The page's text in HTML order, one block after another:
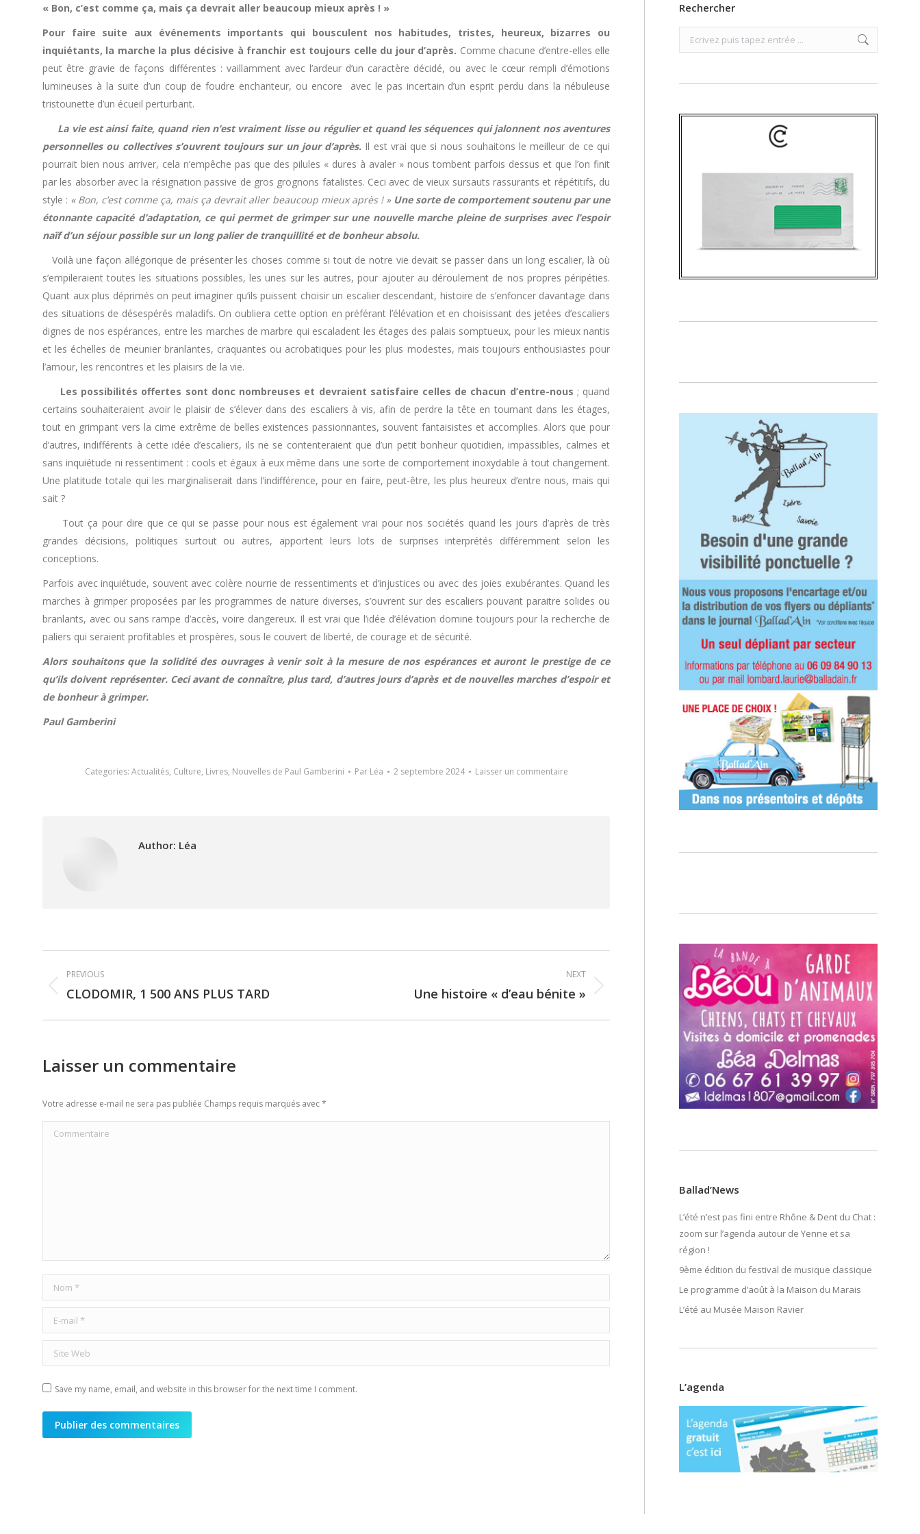
« Bon, c’est comme ça, mais ça devrait aller beaucoup mieux après ! »
Pour faire suite aux événements importants qui bousculent nos habitudes, tristes, heureux, bizarres ou
inquiétants, la marche la plus décisive à franchir est toujours celle du jour d’après. Comme chacune d’entre-elles elle
peut être gravie de façons différentes : vaillamment avec l’ardeur d’un caractère décidé, ou avec le cœur rempli d’émotions
lumineuses à la suite d’un coup de foudre enchanteur, ou encore avec le pas incertain d’un esprit perdu dans la nébuleuse
tristounette d’un écueil perturbant.
La vie est ainsi faite, quand rien n’est vraiment lisse ou régulier et quand les séquences qui jalonnent nos aventures
personnelles ou collectives s’ouvrent toujours sur un jour d’après. Il est vrai que si nous souhaitons le meilleur de ce qui
pourrait bien nous arriver, cela n’empêche pas que des pilules « dures à avaler » nous tombent parfois dessus et que l’on finit
par les absorber avec la résignation passive de gros grognons fatalistes. Ceci avec de vieux sursauts rassurants et répétitifs, du
style : « Bon, c’est comme ça, mais ça devrait aller beaucoup mieux après ! » Une sorte de comportement soutenu par une
étonnante capacité d’adaptation, ce qui permet de grimper sur une nouvelle marche pleine de surprises avec l’espoir
naïf d’un séjour possible sur un long palier de tranquillité et de bonheur absolu.
Voilà une façon allégorique de présenter les choses comme si tout de notre vie devait se passer dans un long escalier, là où
s’empileraient toutes les situations possibles, les unes sur les autres, pour ajouter au déroulement de nos propres péripéties.
Quant aux plus déprimés on peut imaginer qu’ils puissent choisir un escalier descendant, histoire de s’enfoncer davantage dans
des situations de désespérés maladifs. On oubliera cette option en préférant l’élévation et en choisissant des jetées d’escaliers
dignes de nos espérances, entre les marches de marbre qui escaladent les étages des palais somptueux, pour les mieux nantis
et les échelles de meunier branlantes, craquantes ou acrobatiques pour les plus modestes, mais toujours enthousiastes pour
l’amour, les rencontres et les plaisirs de la vie.
Les possibilités offertes sont donc nombreuses et devraient satisfaire celles de chacun d’entre-nous ; quand
certains souhaiteraient avoir le plaisir de s’élever dans des escaliers à vis, afin de perdre la tête en tournant dans les étages,
tout en grimpant vers la cime extrême de belles existences passionnantes, souvent fantaisistes et accomplies. Alors que pour
d’autres, indifférents à cette idée d’escaliers, ils ne se contenteraient que d’un petit bonheur quotidien, impassibles, calmes et
sans inquiétude ni ressentiment : cools et égaux à eux même dans une sorte de comportement inoxydable à tout changement.
Une platitude totale qui les marginaliserait dans l’indifférence, pour en faire, peut-être, les plus heureux d’entre nous, mais qui
sait ?
Tout ça pour dire que ce qui se passe pour nous est également vrai pour nos sociétés quand les jours d’après de très
grandes décisions, politiques surtout ou autres, apportent leurs lots de surprises interprétés différemment selon les
conceptions.
Parfois avec inquiétude, souvent avec colère nourrie de ressentiments et d’injustices ou avec des joies exubérantes. Quand les
marches à grimper proposées par les programmes de nature diverses, s’ouvrent sur des escaliers pouvant paraitre solides ou
branlants, avec ou sans rampe d’accès, voire dangereux. Il est vrai que l’idée d’élévation domine toujours pour la recherche de
paliers qui seraient profitables et prospères, sous le couvert de liberté, de courage et de sécurité.
Alors souhaitons que la solidité des ouvrages à venir soit à la mesure de nos espérances et auront le prestige de ce
qu’ils doivent représenter. Ceci avant de connaître, plus tard, d’autres jours d’après et de nouvelles marches d’espoir et
de bonheur à grimper.
Paul Gamberini
Categories: Actualités, Culture, Livres, Nouvelles de Paul Gamberini Par Léa 2 septembre 2024 Laisser un commentaire
Author: Léa
Post
navigation
PREVIOUS
Previous
CLODOMIR, 1 500 ANS PLUS TARD
NEXT
Une histoire « d’eau bénite »
Laisser un commentaire
Votre adresse e-mail ne sera pas publiée Champs requis marqués avec*
Commentaire
Nom *
E-mail *
Site Web
Save my name, email, and website in this browser for the next time I comment.
Publier des commentaires
Rechercher
Search:
Ballad’News
L’été n’est pas fini entre Rhône & Dent du Chat :
zoom sur l’agenda autour de Yenne et sa
région !
9ème édition du festival de musique classique
Le programme d’août à la Maison du Marais
L’été au Musée Maison Ravier
L’agenda